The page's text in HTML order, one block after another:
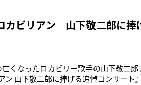
尽くしたエキスパートの矢口先生が、
カビリアン 山下敬二郎に捧
くなったロカビリー歌手の山下敬二
ン 山下敬二郎に捧げる追悼コンサート